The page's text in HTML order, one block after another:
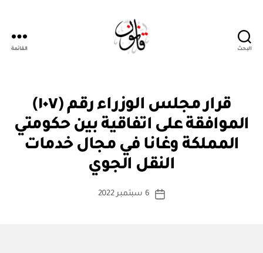
البحث القائمة
التصنيفات
مج
قرار مجلس الوزراء رقم (١٠٧)
الموافقة على اتفاقية بين حكومتي
المملكة وغانا في مجال خدمات
النقل الجوي
كاتب
بو
س
ة
تاريخ
6 سبتمبر 2022